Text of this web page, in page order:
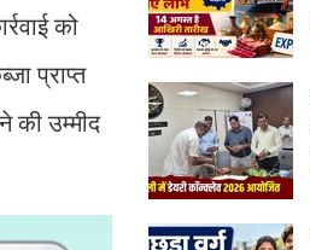
को
प्राप्त
की उम्मीद